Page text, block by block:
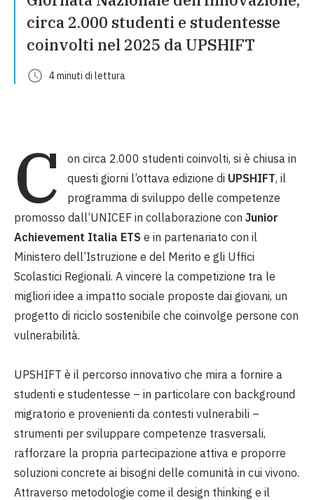
circa 2.000 studenti e studentesse
coinvolti nel 2025 da UPSHIFT
4minuti di lettura
C
on circa 2.000 studenti coinvolti, si è chiusa in
questi giorni l’ottava edizione di UPSHIFT, il
programma di sviluppo delle competenze
promosso dall’UNICEF in collaborazione con Junior
Achievement Italia ETS e in partenariato con il
Ministero dell’Istruzione e del Merito e gli Uffici
Scolastici Regionali. A vincere la competizione tra le
migliori idee a impatto sociale proposte dai giovani, un
progetto di riciclo sostenibile che coinvolge persone con
vulnerabilità.
UPSHIFT è il percorso innovativo che mira a fornire a
studenti e studentesse – in particolare con background
migratorio e provenienti da contesti vulnerabili –
strumenti per sviluppare competenze trasversali,
rafforzare la propria partecipazione attiva e proporre
soluzioni concrete ai bisogni delle comunità in cui vivono.
Attraverso metodologie come il design thinking e il